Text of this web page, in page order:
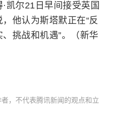
凯尔21日早间接受英国
他认为斯塔默正在“反
挑战和机遇”。（新华
，不代表腾讯新闻的观点和立